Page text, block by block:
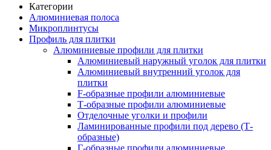
Категории
Алюминиевая полоса
Микроплинтусы
Профиль для плитки
Алюминиевые профили для плитки
Алюминиевый наружный уголок для плитки
Алюминиевый внутренний уголок для
плитки
F-образные профили алюминиевые
Т-образные профили алюминиевые
Отделочные уголки и профили
Ламинированные профили под дерево (Т-
образные)
Г-образные профили алюминиевые